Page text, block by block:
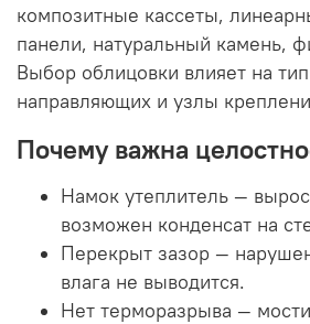
композитные кассеты,
панели, натуральный камень,
Выбор облицовки влияет на
направляющих и узлы
Почему важна
Намок утеплитель —
возможен конденсат на
Перекрыт зазор —
влага не выводится.
Нет терморазрыва —